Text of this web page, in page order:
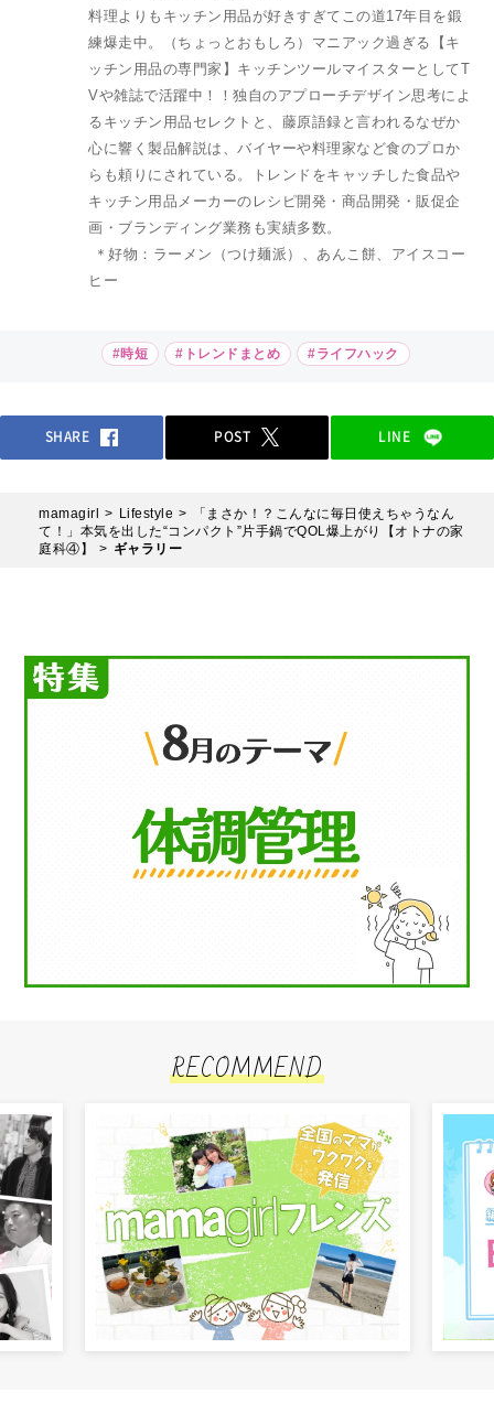
料理よりもキッチン用品が好きすぎてこの道17年目を鍛
練爆走中。（ちょっとおもしろ）マニアック過ぎる【キ
ッチン用品の専門家】キッチンツールマイスターとしてT
Vや雑誌で活躍中！！独自のアプローチデザイン思考によ
るキッチン用品セレクトと、藤原語録と言われるなぜか
心に響く製品解説は、バイヤーや料理家など食のプロか
らも頼りにされている。トレンドをキャッチした食品や
キッチン用品メーカーのレシピ開発・商品開発・販促企
画・ブランディング業務も実績多数。
＊好物：ラーメン（つけ麺派）、あんこ餅、アイスコー
ヒー
#時短 #トレンドまとめ #ライフハック
SHARE POST LINE
mamagirl Lifestyle
「まさか！？こんなに毎日使えちゃうなん
て！」本気を出した“コンパクト”⽚⼿鍋でQOL爆上がり【オトナの家
庭科④】
ギャラリー
RECOMMEND